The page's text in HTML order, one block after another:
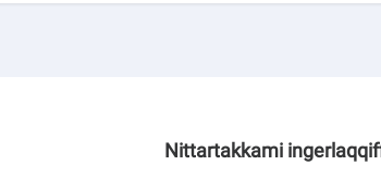
Nittartakkami